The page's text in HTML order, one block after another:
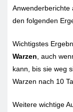
Anwenderberichte
den folgenden
Wichtigstes
Warzen , auch
kann, bis sie weg
Warzen nach 10
Weitere wichtige